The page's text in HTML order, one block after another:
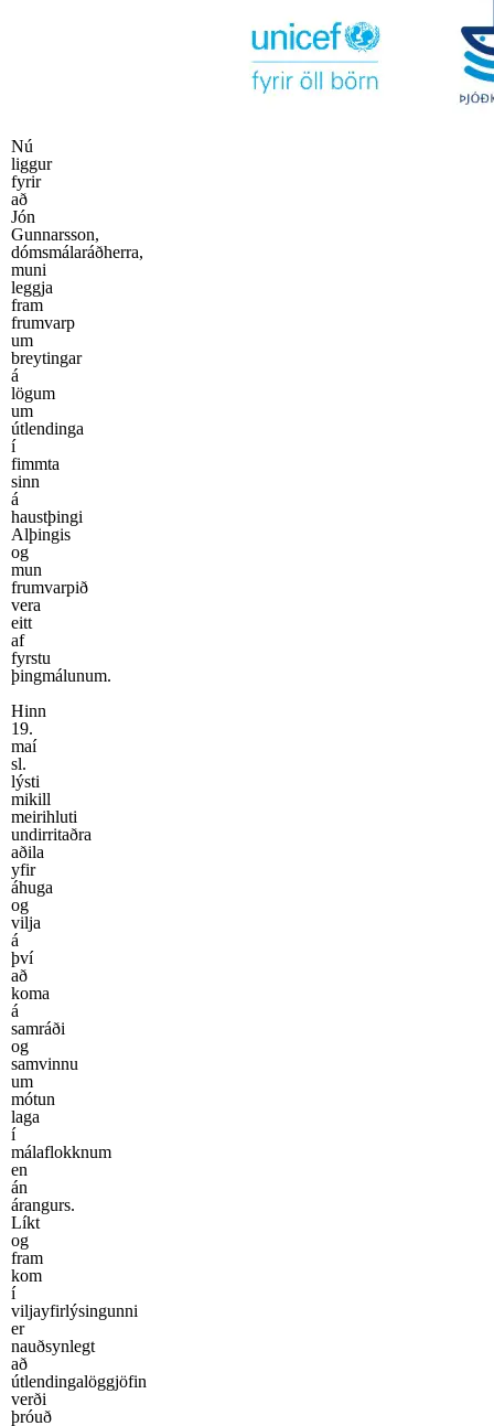
Nú
liggur
fyrir
að
Jón
Gunnarsson,
dómsmálaráðherra,
muni
leggja
fram
frumvarp
um
breytingar
á
lögum
um
útlendinga
í
fimmta
sinn
á
haustþingi
Alþingis
og
mun
frumvarpið
vera
eitt
af
fyrstu
þingmálunum.
Hinn
19.
maí
sl.
lýsti
mikill
meirihluti
undirritaðra
aðila
yfir
áhuga
og
vilja
á
því
að
koma
á
samráði
og
samvinnu
um
mótun
laga
í
málaflokknum
en
án
árangurs.
Líkt
og
fram
kom
í
viljayfirlýsingunni
er
nauðsynlegt
að
útlendingalöggjöfin
verði
þróuð